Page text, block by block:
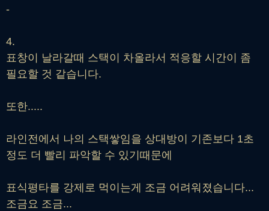
-
4.
표창이 날라갈때 스택이 차올라서 적응할 시간이 좀
필요할 것 같습니다.
또한.....
라인전에서 나의 스택쌓임을 상대방이 기존보다 1초
정도 더 빨리 파악할 수 있기때문에
표식평타를 강제로 먹이는게 조금 어려워졌습니다...
조금요 조금...